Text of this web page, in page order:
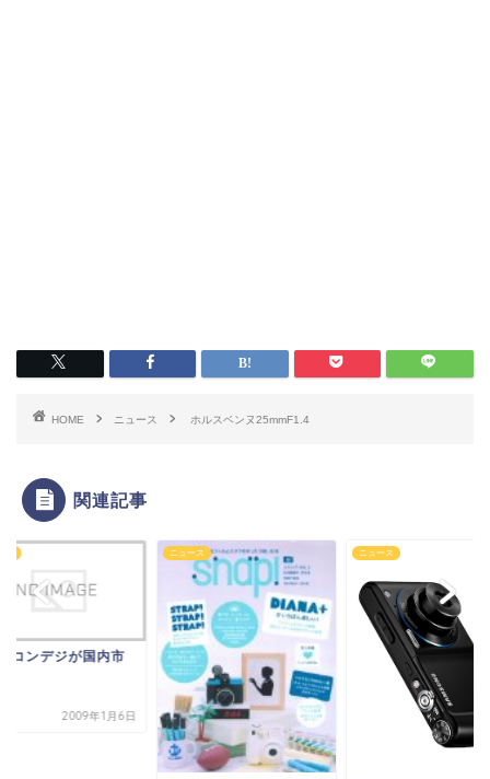
HOME ニュース ホルスベンヌ25mmF1.4
関連記事
コンデジが国内市
2009年1月6日
ニュース ニュース